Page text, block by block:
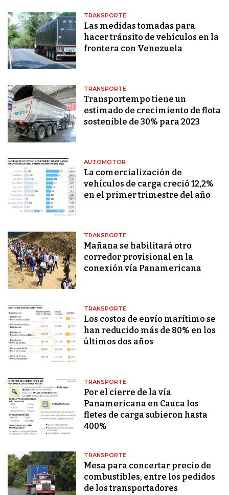
TRANSPORTE
Las medidas tomadas para
hacer tránsito de vehículos en la
frontera con Venezuela
TRANSPORTE
Transportempo tiene un
estimado de crecimiento de flota
sostenible de 30% para 2023
AUTOMOTOR
La comercialización de
vehículos de carga creció 12,2%
en el primer trimestre del año
TRANSPORTE
Mañana se habilitará otro
corredor provisional en la
conexión vía Panamericana
TRANSPORTE
Los costos de envío marítimo se
han reducido más de 80% en los
últimos dos años
TRANSPORTE
Por el cierre de la vía
Panamericana en Cauca los
fletes de carga subieron hasta
400%
TRANSPORTE
Mesa para concertar precio de
combustibles, entre los pedidos
de los transportadores